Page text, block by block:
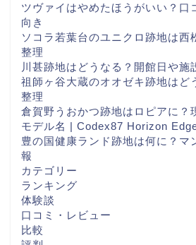
ツヴァイはやめたほうがいい？口
向き
ソコラ若葉台のユニクロ跡地は西
整理
川甚跡地はどうなる？開館日や施
祖師ヶ谷大蔵のオオゼキ跡地はど
整理
倉賀野うおかつ跡地はロピアに？
モデル名 | Codex87 Horizon
豊の国健康ランド跡地は何に？マ
報
カテゴリー
ランキング
体験談
口コミ・レビュー
比較